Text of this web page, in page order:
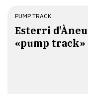
PUMP TRACK
Esterri
«pump track»